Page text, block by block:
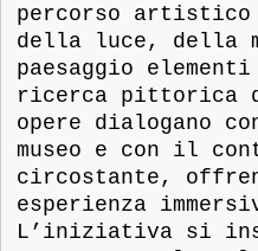
percorso artistico
della luce, della
paesaggio
ricerca pittorica
opere dialogano
museo e con il
circostante,
esperienza
L’iniziativa si